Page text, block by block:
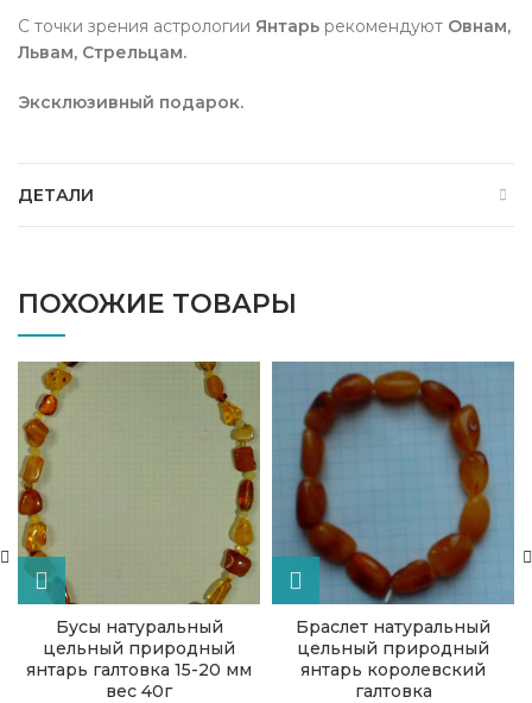
С точки зрения астрологии Янтарь рекомендуют Овнам,
Львам, Стрельцам.
Эксклюзивный подарок.
ДЕТАЛИ
ПОХОЖИЕ ТОВАРЫ
Бусы натуральный
цельный природный
янтарь галтовка 15-20 мм
вес 40г
Браслет натуральный
цельный природный
янтарь королевский
галтовка